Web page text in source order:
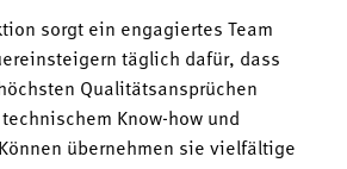
sorgt ein engagiertes Team
täglich dafür, dass
Qualitätsansprüchen
Know-how und
übernehmen sie vielfältige